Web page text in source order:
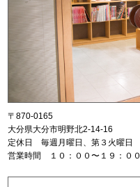
〒870-0165
大分県大分市明野北2-14-16
定休日 毎週月曜日、第３火曜日
営業時間 １０：００〜１９：００